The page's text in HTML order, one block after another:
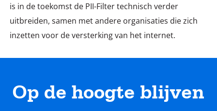
is in de toekomst de PII-Filter technisch verder
uitbreiden, samen met andere organisaties die zich
inzetten voor de versterking van het internet.
Op de hoogte blijven